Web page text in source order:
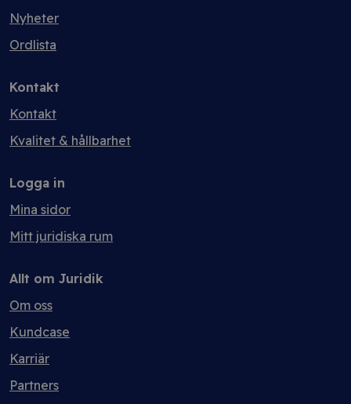
Nyheter
Ordlista
Kontakt
Kontakt
Kvalitet & hållbarhet
Logga in
Mina sidor
Mitt juridiska rum
Allt om Juridik
Om oss
Kundcase
Karriär
Partners